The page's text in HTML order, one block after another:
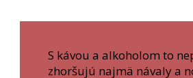
S kávou a alkoholom to
zhoršujú najmä návaly a